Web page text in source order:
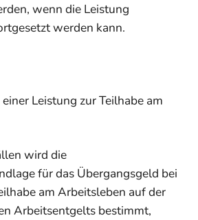
wenn die Leistung
werden kann.
Leistung zur Teilhabe am
wird die
für das Übergangsgeld bei
am Arbeitsleben auf der
Arbeitsentgelts bestimmt,